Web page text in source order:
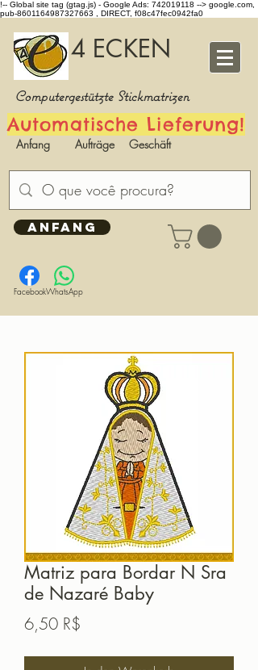
!-- Global site tag (gtag.js) - Google Ads: 742019118 --> google.com,
pub-8601164987327663 , DIRECT, f08c47fec0942fa0
4 ECKEN
Computergestützte Stickmatrizen
Automatische Lieferung!
Anfang Aufträge Geschäft
ANFANG
FacebookWhatsApp
Matriz para Bordar N Sra
de Nazaré Baby
6,50 R$